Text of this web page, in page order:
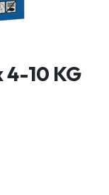
4-10 KG